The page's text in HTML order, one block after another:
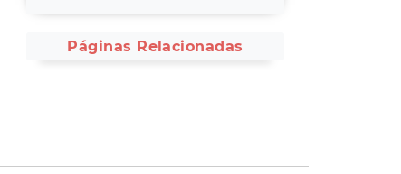
Páginas Relacionadas